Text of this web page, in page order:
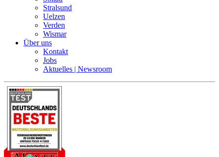
Stralsund
Uelzen
Verden
Wismar
Über uns
Kontakt
Jobs
Aktuelles | Newsroom